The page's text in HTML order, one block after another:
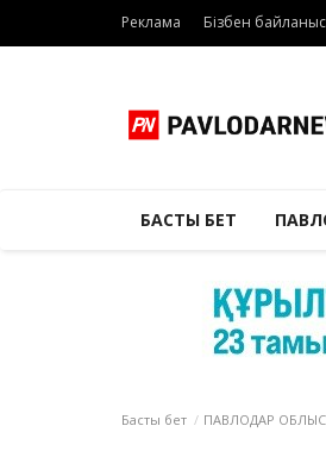
Реклама Бізбен байланыс
БАСТЫ БЕТ
Басты бет ПАВЛОДАР